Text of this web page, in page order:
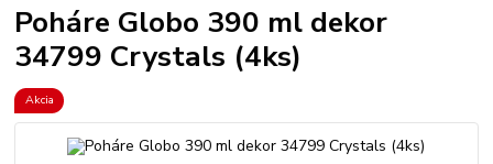
Poháre Globo 390 ml dekor
34799 Crystals (4ks)
Akcia